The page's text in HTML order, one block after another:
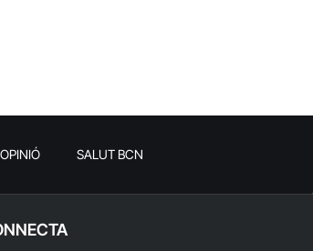
OPINIÓ SALUT BCN